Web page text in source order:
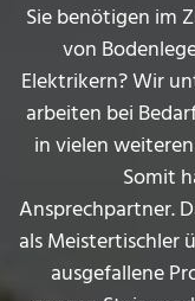
Sie benötigen im
von
Elektrikern? Wir
arbeiten bei
in vielen
Somit
Ansprechpartner.
als Meistertischler
ausgefallene